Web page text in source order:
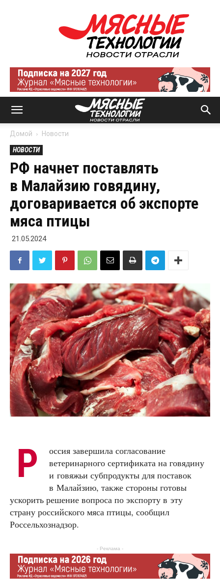
Мясные
технологии
|
Новости
отрасли
Домой Новости
НОВОСТИ
РФ начнет поставлять
в Малайзию говядину,
договаривается об экспорте
мяса птицы
21.05.2024
Р
оссия завершила согласование
ветеринарного сертификата на говядину
и говяжьи субпродукты для поставок
в Малайзию, также стороны готовы
ускорить решение вопроса по экспорту в эту
страну российского мяса птицы, сообщил
Россельхознадзор.
- Реклама -